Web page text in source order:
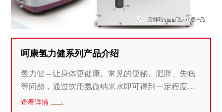
呵康氢力健系列产品介绍
氢力健 – 让身体更健康。常见的便秘、肥胖、失眠
等问题，通过饮用氢微纳米水即可得到一定程度缓
解。
查看详情